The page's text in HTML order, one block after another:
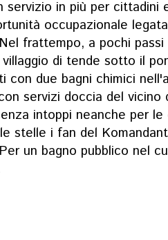
servizio in più per cittadini
occupazionale
frattempo, a pochi passi
di tende sotto il
con due bagni chimici
servizi doccia del vicino
intoppi neanche per
stelle i fan del
un bagno pubblico nel